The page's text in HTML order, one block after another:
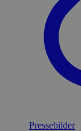
Pressebilder